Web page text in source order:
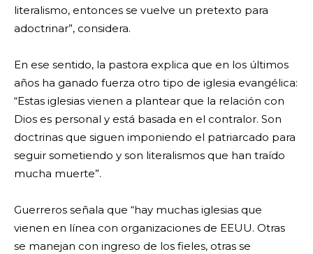
literalismo, entonces se vuelve un pretexto para
adoctrinar”, considera.
En ese sentido, la pastora explica que en los últimos
años ha ganado fuerza otro tipo de iglesia evangélica:
“Estas iglesias vienen a plantear que la relación con
Dios es personal y está basada en el contralor. Son
doctrinas que siguen imponiendo el patriarcado para
seguir sometiendo y son literalismos que han traído
mucha muerte”.
Guerreros señala que “hay muchas iglesias que
vienen en línea con organizaciones de EEUU. Otras
se manejan con ingreso de los fieles, otras se